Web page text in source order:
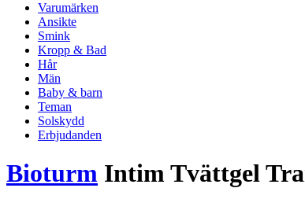
Varumärken
Ansikte
Smink
Kropp & Bad
Hår
Män
Baby & barn
Teman
Solskydd
Erbjudanden
Bioturm Intim Tvättgel